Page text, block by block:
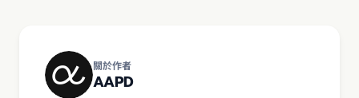
關於作者
AAPD